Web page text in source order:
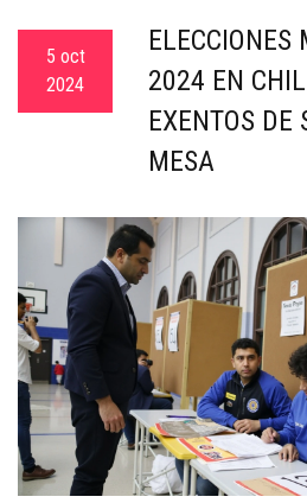
5 oct
2024
ELECCIONES
2024 EN
EXENTOS DE
MESA